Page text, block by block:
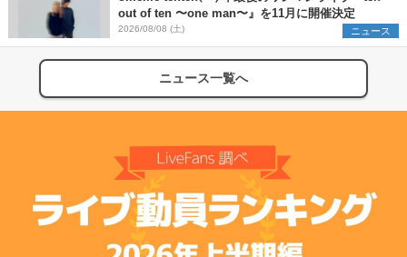
out of ten 〜one man〜』を11月に開催決定
2026/08/08 (土) ニュース
ニュース一覧へ